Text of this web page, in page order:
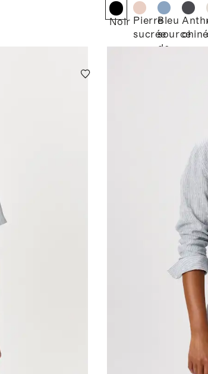
Noir Pierre
sucrée
Bleu
source
de
chiné